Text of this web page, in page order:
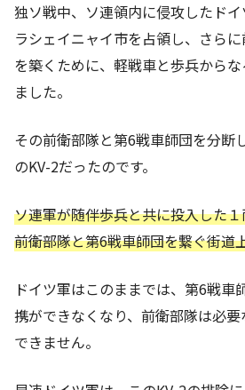
独ソ戦中、ソ連領内に侵攻したドイ
ラシェイニャイ市を占領し、さら
を築くために、軽戦車と歩兵から
ました。
その前衛部隊と第6戦車師団を分断
のKV-2だったのです。
ソ連軍が随伴歩兵と共に投入した
前衛部隊と第6戦車師団を繋ぐ街道
ドイツ軍はこのままでは、第6戦車
携ができなくなり、前衛部隊は必
できません。